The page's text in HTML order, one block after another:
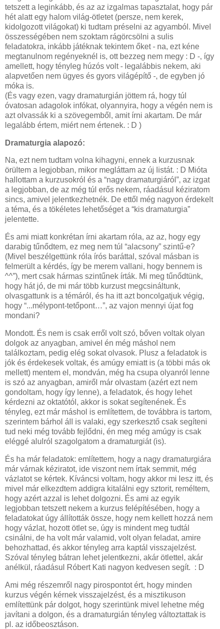
tetszett a leginkább, és az az izgalmas tapasztalat, hogy pár
hét alatt egy halom világ-ötletet (persze, nem kerek,
kidolgozott világokat) ki tudtam préselni az agyamból. Mivel
összességében nem szoktam rágörcsölni a sulis
feladatokra, inkább játéknak tekintem őket - na, ezt kéne
megtanulnom regényeknél is, ott bezzeg nem megy : D -, így
amellett, hogy tényleg húzós volt - legalábbis nekem, aki
alapvetően nem ügyes és gyors világépítő -, de egyben jó
móka is.
(És vagy ezen, vagy dramaturgián jöttem rá, hogy túl
óvatosan adagolok infókat, olyannyira, hogy a végén nem is
azt olvassák ki a szövegemből, amit írni akartam. De már
legalább értem, miért nem értenek. : D )
Dramaturgia alapozó:
Na, ezt nem tudtam volna kihagyni, ennek a kurzusnak
örültem a legjobban, mikor megláttam az új listát. : D Mióta
hallottam a kurzusokról és a “nagy dramaturgiáról”, az izgat
a legjobban, de az még túl erős nekem, ráadásul kéziratom
sincs, amivel jelentkezhetnék. De ettől még nagyon érdekelt
a téma, és a tökéletes lehetőséget a “kis dramaturgia”
jelentette.
És ami miatt konkrétan írni akartam róla, az az, hogy egy
darabig tűnődtem, ez meg nem túl “alacsony” szintű-e?
(Mivel beszélgettünk róla írós baráttal, szóval másban is
felmerült a kérdés, így be merem vallani, hogy bennem is
^^”), mert csak hármas szintűnek írták. Mi meg tűnődtünk,
hogy hát jó, de mi már több kurzust megcsináltunk,
olvasgattunk is a témáról, és ha itt azt boncolgatjuk végig,
hogy “...mélypont-tetőpont…”, az vajon mennyi újat fog
mondani?
Mondott. És nem is csak erről volt szó, bőven voltak olyan
dolgok az anyagban, amivel én még máshol nem
találkoztam, pedig elég sokat olvasok. Plusz a feladatok is
jók és érdekesek voltak, és amúgy emiatt is (a többi más ok
mellett) mentem el, mondván, még ha csupa olyanról lenne
is szó az anyagban, amiről már olvastam (azért ezt nem
gondoltam, hogy így lenne), a feladatok, és hogy lehet
kérdezni az oktatótól, akkor is sokat segítenének. És
tényleg, ezt már máshol is említettem, de továbbra is tartom,
szerintem bárhol áll is valaki, egy szerkesztő csak segíteni
tud neki még tovább fejlődni, én meg még amúgy is csak
eléggé alulról szagolgatom a dramaturgiát (is).
És ha már feladatok: említettem, hogy a nagy dramaturgiára
már várnak kéziratot, ide viszont nem írtak semmit, még
vázlatot se kértek. Kíváncsi voltam, hogy akkor mi lesz itt, és
mivel már elkezdtem addigra kitalálni egy sztorit, reméltem,
hogy azért azzal is lehet dolgozni. És ami az egyik
legjobban tetszett nekem a kurzus felépítésében, hogy a
feladatokat úgy állították össze, hogy nem kellett hozzá nem
hogy vázlat, hozott ötlet se, úgy is mindent meg tudtál
csinálni, de ha volt már valamid, volt olyan feladat, amire
behozhattad, és akkor tényleg arra kaptál visszajelzést.
Szóval tényleg bátran lehet jelentkezni, akár ötlettel, akár
anélkül, ráadásul Róbert Kati nagyon kedvesen segít. : D
Ami még részemről nagy pirospontot ért, hogy minden
kurzus végén kérnek visszajelzést, és a misztikuson
említettünk pár dolgot, hogy szerintünk mivel lehetne még
javítani a dolgon, és a dramaturgián tényleg változtattak is
pl. az időbeosztáson.